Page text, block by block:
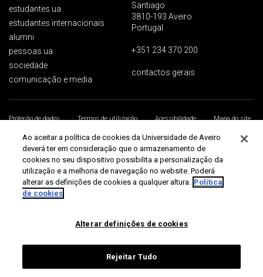
estudantes ua
estudantes internacionais
alumni
pessoas ua
sociedade
comunicação e media
Santiago
3810-193 Aveiro
Portugal
+351 234 370 200
contactos gerais
Proteção de dados Termos de utilização Acessibilidade
Mapa do site
Universidade de Aveiro 2026
Ao aceitar a política de cookies da Universidade de Aveiro
deverá ter em consideração que o armazenamento de
cookies no seu dispositivo possibilita a personalização da
utilização e a melhoria de navegação no website. Poderá
alterar as definições de cookies a qualquer altura. Política
de cookies
Alterar definições de cookies
Rejeitar Tudo